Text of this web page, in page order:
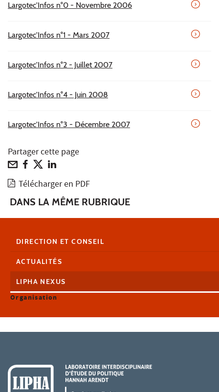
Largotec'Infos n°0 - Novembre 2006
Largotec'Infos n°1 - Mars 2007
Largotec'Infos n°2 - Juillet 2007
Largotec'Infos n°4 - Juin 2008
Largotec'Infos n°3 - Décembre 2007
Partager cette page
Télécharger en PDF
DANS LA MÊME RUBRIQUE
DIRECTION ET CONSEIL
ACTUALITÉS
LIPHA NEXUS
Organisation